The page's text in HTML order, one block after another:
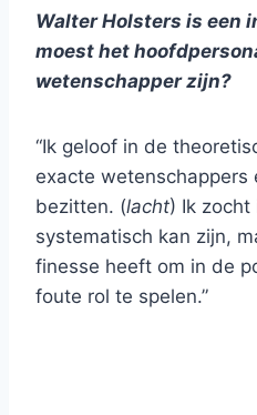
Walter Holsters is een
moest het
wetenschapper zijn?
“Ik geloof in de
exacte wetenschappers
bezitten. (lacht) Ik zocht
systematisch kan zijn,
finesse heeft om in de
foute rol te spelen.”